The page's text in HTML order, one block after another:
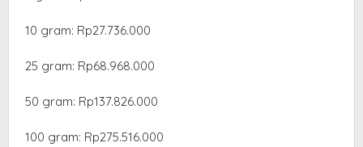
‎10 gram: Rp27.736.000
‎25 gram: Rp68.968.000
‎50 gram: Rp137.826.000
‎100 gram: Rp275.516.000